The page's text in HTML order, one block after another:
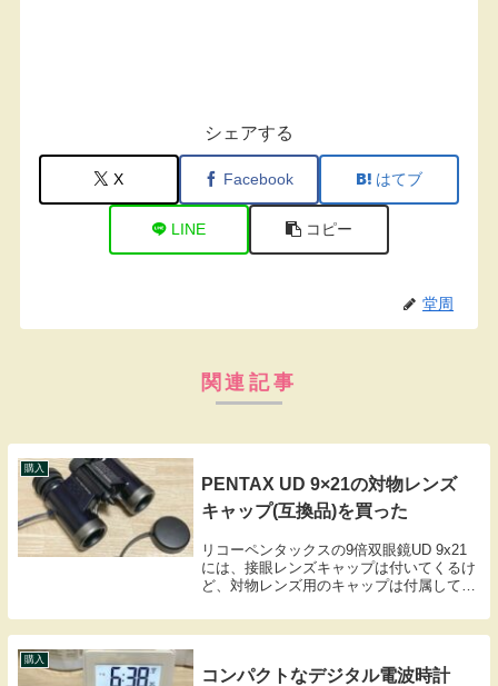
シェアする
X Facebook はてブ
LINE コピー
堂周
関連記事
購入
PENTAX UD 9×21の対物レンズ
キャップ(互換品)を買った
リコーペンタックスの9倍双眼鏡UD 9x21
には、接眼レンズキャップは付いてくるけ
ど、対物レンズ用のキャップは付属してい
だけど、持ち歩くときの不安を少しでも軽
減したいので、この双眼鏡にフィットする
購入
コンパクトなデジタル電波時計